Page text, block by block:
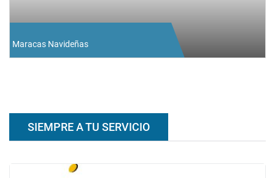
Maracas Navideñas
SIEMPRE A TU SERVICIO